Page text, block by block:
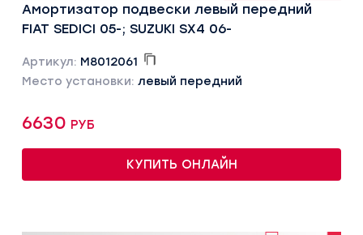
Амортизатор подвески левый передний
FIAT SEDICI 05-; SUZUKI SX4 06-
Артикул: M8012061
Место установки: левый передний
6630 руб
КУПИТЬ ОНЛАЙН